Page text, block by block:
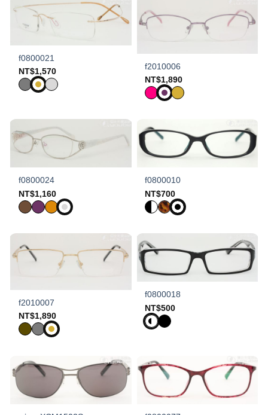
f0800021
NT$1,570
f2010006
NT$1,890
f0800024
NT$1,160
f0800010
NT$700
f2010007
NT$1,890
f0800018
NT$500